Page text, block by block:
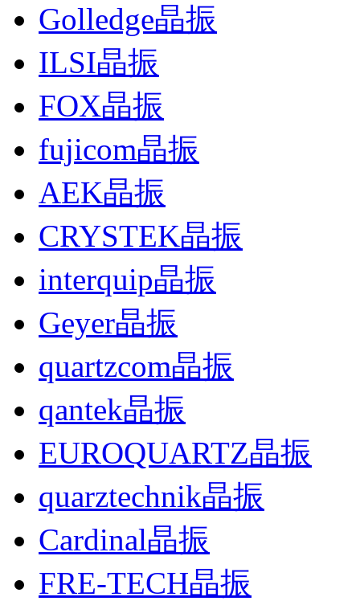
Golledge晶振
ILSI晶振
FOX晶振
fujicom晶振
AEK晶振
CRYSTEK晶振
interquip晶振
Geyer晶振
quartzcom晶振
qantek晶振
EUROQUARTZ晶振
quarztechnik晶振
Cardinal晶振
FRE-TECH晶振